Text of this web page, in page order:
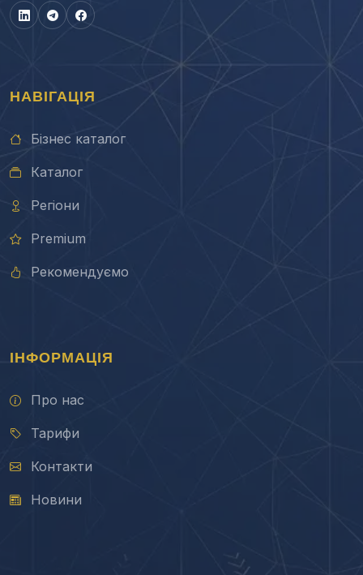
НАВІГАЦІЯ
Бізнес каталог
Каталог
Регіони
Premium
Рекомендуємо
ІНФОРМАЦІЯ
Про нас
Тарифи
Контакти
Новини